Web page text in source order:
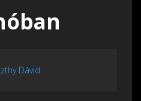
Dávid